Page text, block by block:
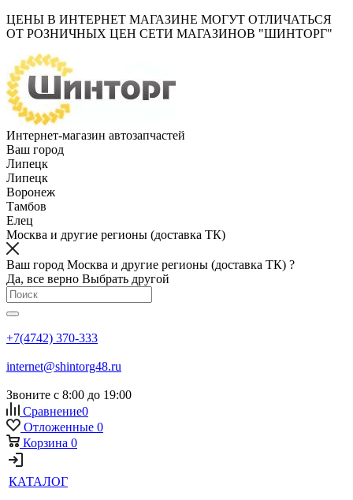
ЦЕНЫ В ИНТЕРНЕТ МАГАЗИНЕ МОГУТ ОТЛИЧАТЬСЯ
ОТ РОЗНИЧНЫХ ЦЕН СЕТИ МАГАЗИНОВ "ШИНТОРГ"
Интернет-магазин автозапчастей
Ваш город
Липецк
Липецк
Воронеж
Тамбов
Елец
Москва и другие регионы (доставка ТК)
Ваш город Москва и другие регионы (доставка ТК) ?
Да, все верно Выбрать другой
+7(4742) 370-333
internet@shintorg48.ru
Звоните с 8:00 до 19:00
Сравнение0
Отложенные 0
Корзина 0
КАТАЛОГ